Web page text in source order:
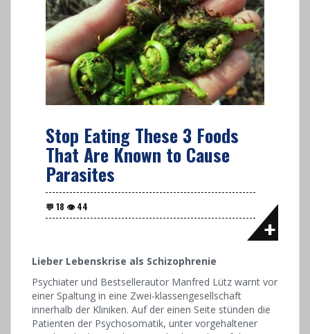
Stop Eating These 3 Foods
That Are Known to Cause
Parasites
Lieber Lebenskrise als Schizophrenie
Psychiater und Bestsellerautor Manfred Lütz warnt vor
einer Spaltung in eine Zwei-klassengesellschaft
innerhalb der Kliniken. Auf der einen Seite stünden die
Patienten der Psychosomatik, unter vorgehaltener